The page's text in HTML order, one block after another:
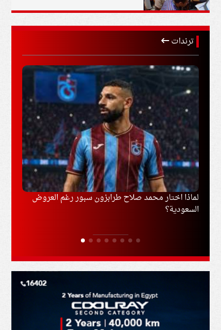
ترندات
وزيرا الأوقاف والتخطيط يبحثان تعزيز التعاون
المؤسسي ودعم جهود التنمية الاقتصادية